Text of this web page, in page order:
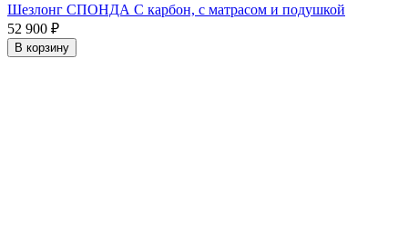
Шезлонг СПОНДА С карбон, с матрасом и подушкой
52 900 ₽
В корзину